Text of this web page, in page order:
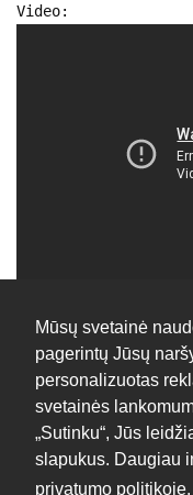
Mūsų svetainė
pagerintų Jūsų
personalizuotas
svetainės
„Sutinku“, Jūs
slapukus. Daugiau
privatumo politikoje.
Video:
Rašyti